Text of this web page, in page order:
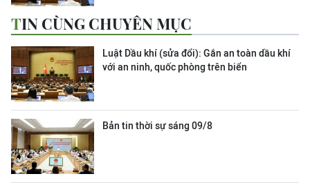
TIN CÙNG CHUYÊN MỤC
Luật Dầu khí (sửa đổi): Gắn an toàn dầu khí
với an ninh, quốc phòng trên biển
Bản tin thời sự sáng 09/8